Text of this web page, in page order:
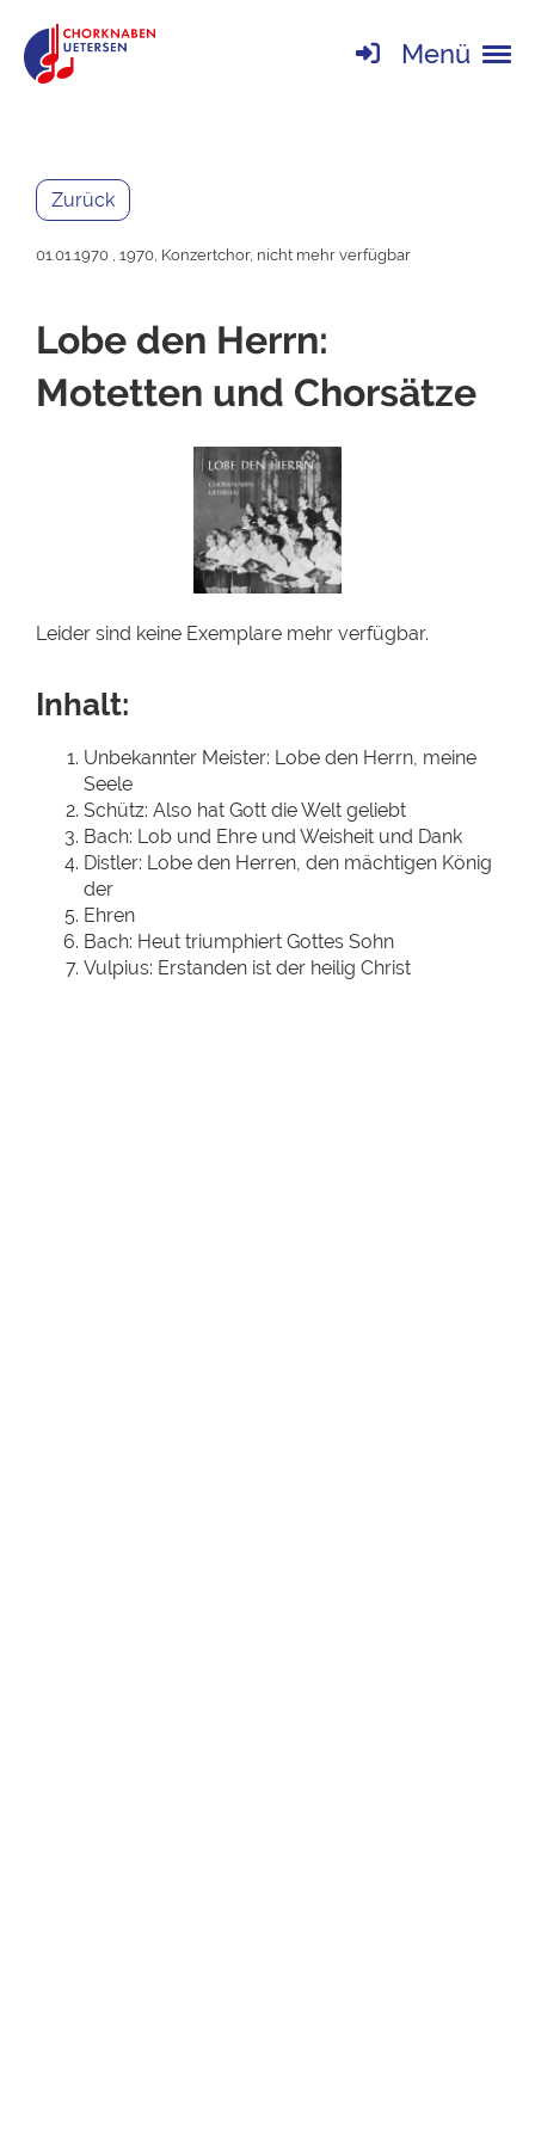
Menü
Zurück
01.01.1970 , 1970, Konzertchor, nicht mehr verfügbar
Lobe den Herrn:
Motetten und Chorsätze
Leider sind keine Exemplare mehr verfügbar.
Inhalt:
Unbekannter Meister: Lobe den Herrn, meine
Seele
Schütz: Also hat Gott die Welt geliebt
Bach: Lob und Ehre und Weisheit und Dank
Distler: Lobe den Herren, den mächtigen König
der
Ehren
Bach: Heut triumphiert Gottes Sohn
Vulpius: Erstanden ist der heilig Christ